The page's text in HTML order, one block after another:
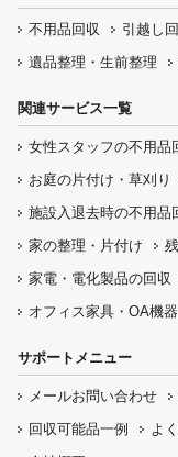
不用品回収 引越し
遺品整理・生前整理
関連サービス一覧
女性スタッフの不用品
お庭の片付け・ 草刈り
施設入退去時の不用品
家の整理・片付け
家電・電化製品の回収
オフィス家具 ・OA機
サポートメニュー
メールお問い合わせ
回収可能品一例
よ